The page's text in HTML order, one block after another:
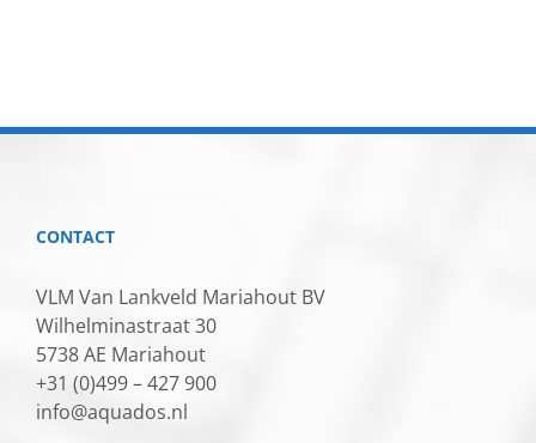
CONTACT
VLM Van Lankveld Mariahout BV
Wilhelminastraat 30
5738 AE Mariahout
+31 (0)499 – 427 900
info@aquados.nl